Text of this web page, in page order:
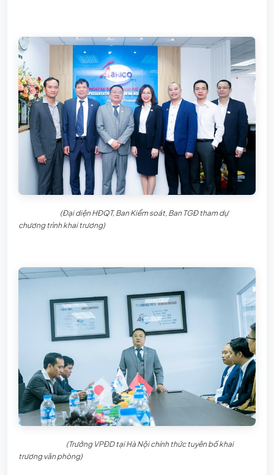
(Đại diện HĐQT, Ban Kiểm soát, Ban TGĐ tham dự
chương trình khai trương)
(Trưởng VPĐD tại Hà Nội chính thức tuyên bố khai
trương văn phòng)